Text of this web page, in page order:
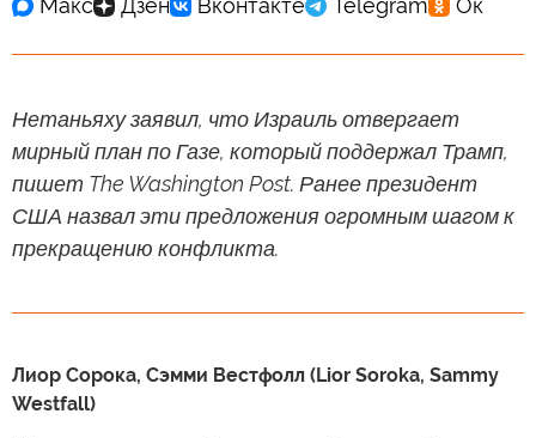
Нетаньяху заявил, что Израиль отвергает
мирный план по Газе, который поддержал Трамп,
пишет The Washington Post. Ранее президент
США назвал эти предложения огромным шагом к
прекращению конфликта.
Лиор Сорока, Сэмми Вестфолл (Lior Soroka, Sammy
Westfall)